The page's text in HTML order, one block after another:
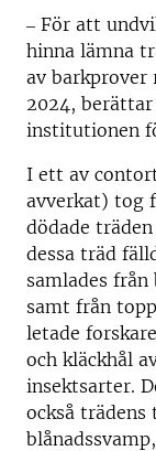
‒ För att
hinna lämna
av barkprover
2024, berättar
institutionen
I ett av
avverkat) tog
dödade
dessa träd
samlades från
samt från
letade
och kläckhål
insektsarter.
också